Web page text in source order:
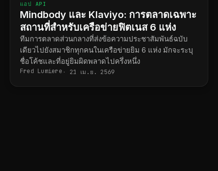
แอป API
Mindbody และ Klaviyo: การตลาดเฉพาะ
สถานที่สำหรับเครือข่ายฟิตเนส 6 แห่ง
ทีมการตลาดส่วนกลางที่ส่งข้อความประชาสัมพันธ์ฉบับ
เดียวไปยังสมาชิกทุกคนในเครือข่ายยิม 6 แห่ง มักจะระบุ
ชื่อโค้ชและที่อยู่ยิมผิดพลาดไปครึ่งหนึ่ง
Fred Lumiere 21 เม.ย. 2569